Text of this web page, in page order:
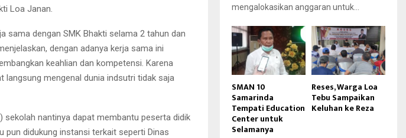
Loa Janan.
sama dengan SMK Bhakti selama 2 tahun dan
dengan adanya kerja sama ini
keahlian dan kompetensi. Karena
mengenal dunia indsutri tidak saja
sekolah nantinya dapat membantu peserta didik
pun didukung instansi terkait seperti Dinas
mengalokasikan anggaran untuk...
SMAN 10
Samarinda
Tempati Education
Center untuk
Selamanya
Reses, Warga Loa
Tebu Sampaikan
Keluhan ke Reza